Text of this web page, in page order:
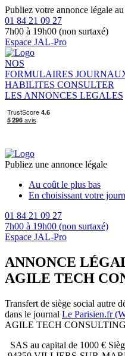
Publiez votre annonce légale
01 84 21 09 27
7h00 à 19h00 (non surtaxé)
Espace JAL-Pro
NOS
FORMULAIRES
HABILITES CONSULTER
LES ANNONCES LEGALES
Publiez une annonce légale
Au coût le plus bas
En choisissant votre
01 84 21 09 27
7h00 à 19h00 (non surtaxé)
Espace JAL-Pro
ANNONCE
AGILE TECH
Transfert de siège social autre
dans le journal Le Parisien.fr
AGILE TECH CONSULTING
SAS au capital de 1000 €